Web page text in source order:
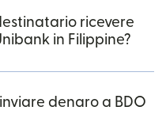
ricevere
in Filippine?
denaro a BDO